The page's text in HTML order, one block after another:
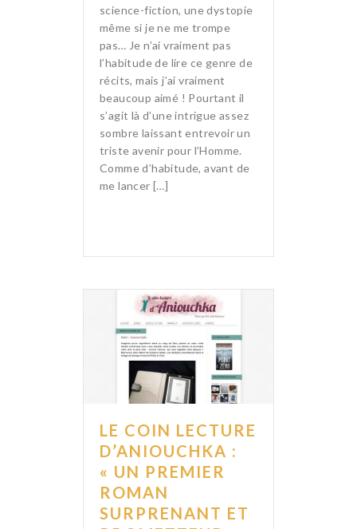
science-fiction, une dystopie
même si je ne me trompe
pas… Je n’ai vraiment pas
l’habitude de lire ce genre de
récits, mais j’ai vraiment
beaucoup aimé ! Pourtant il
s’agit là d’une intrigue assez
sombre laissant entrevoir un
triste avenir pour l’Homme.
Comme d’habitude, avant de
me lancer […]
LE COIN LECTURE
D’ANIOUCHKA :
« UN PREMIER
ROMAN
SURPRENANT ET